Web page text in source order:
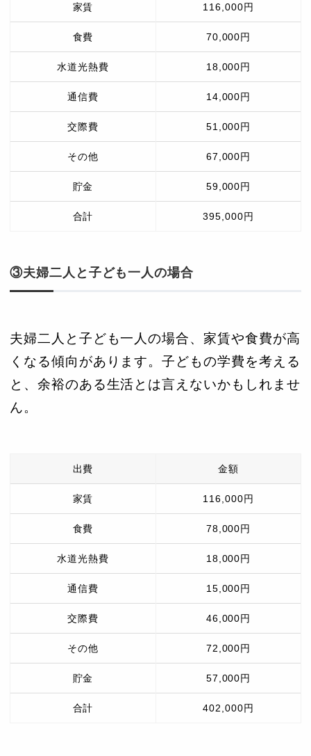
家賃 116,000円
食費 70,000円
水道光熱費 18,000円
通信費 14,000円
交際費 51,000円
その他 67,000円
貯金 59,000円
合計 395,000円
③夫婦二人と子ども一人の場合
夫婦二人と子ども一人の場合、家賃や食費が高
くなる傾向があります。子どもの学費を考える
と、余裕のある生活とは言えないかもしれませ
ん。
出費 金額
家賃 116,000円
食費 78,000円
水道光熱費 18,000円
通信費 15,000円
交際費 46,000円
その他 72,000円
貯金 57,000円
合計 402,000円